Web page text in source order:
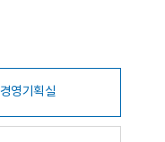
경영기획실